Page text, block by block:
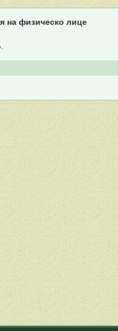
на физическо лице